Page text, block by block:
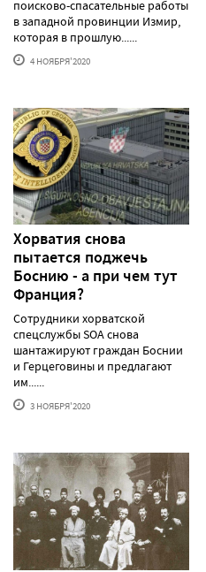
поисково-спасательные работы
в западной провинции Измир,
которая в прошлую......
4 НОЯБРЯ'2020
Хорватия снова
пытается поджечь
Боснию - а при чем тут
Франция?
Сотрудники хорватской
спецслужбы SOA снова
шантажируют граждан Боснии
и Герцеговины и предлагают
им......
3 НОЯБРЯ'2020